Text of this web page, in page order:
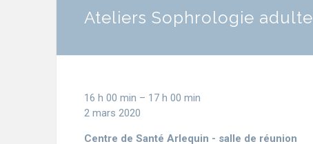
Ateliers Sophrologie adulte
16 h 00 min – 17 h 00 min
2 mars 2020
Centre de Santé Arlequin - salle de réunion